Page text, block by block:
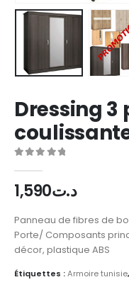
Dressing 3
د.ت1,590
Panneau de fibres de
Porte/ Composants
décor, plastique ABS
Étiquettes :Armoire tunisie,